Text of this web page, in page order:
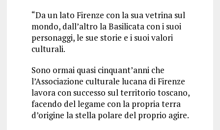
“Da un lato Firenze con la sua vetrina sul
mondo, dall’altro la Basilicata con i suoi
personaggi, le sue storie e i suoi valori
culturali.
Sono ormai quasi cinquant’anni che
l’Associazione culturale lucana di Firenze
lavora con successo sul territorio toscano,
facendo del legame con la propria terra
d’origine la stella polare del proprio agire.